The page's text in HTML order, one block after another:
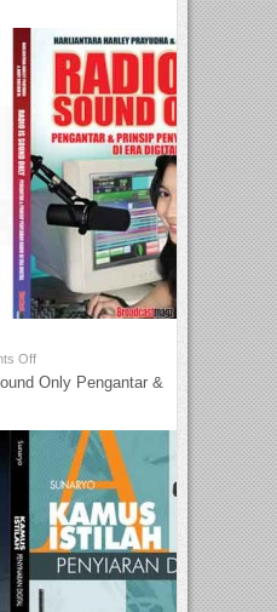
Off
Only Pengantar &